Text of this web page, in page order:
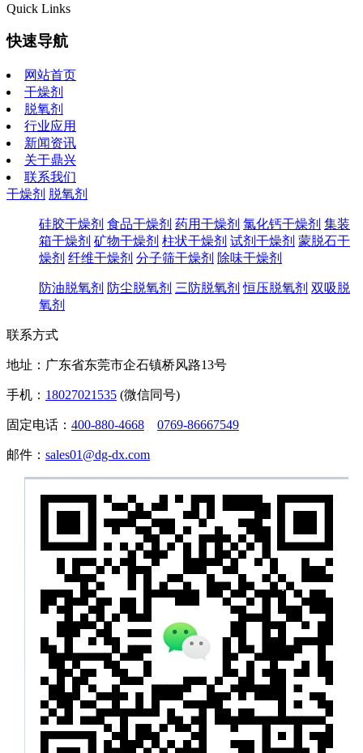
Quick Links
快速导航
网站首页
干燥剂
脱氧剂
行业应用
新闻资讯
关于鼎兴
联系我们
干燥剂 脱氧剂
硅胶干燥剂 食品干燥剂 药用干燥剂 氯化钙干燥剂 集装
箱干燥剂 矿物干燥剂 柱状干燥剂 试剂干燥剂 蒙脱石干
燥剂 纤维干燥剂 分子筛干燥剂 除味干燥剂
防油脱氧剂 防尘脱氧剂 三防脱氧剂 恒压脱氧剂 双吸脱
氧剂
联系方式
地址：广东省东莞市企石镇桥风路13号
手机： 18027021535 (微信同号)
固定电话： 400-880-4668 0769-86667549
邮件： sales01@dg-dx.com